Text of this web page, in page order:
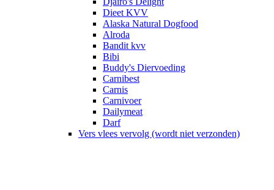
Dieet KVV
Alaska Natural Dogfood
Alroda
Bandit kvv
Bibi
Buddy's Diervoeding
Carnibest
Carnis
Carnivoer
Dailymeat
Darf
Vers vlees vervolg (wordt niet verzonden)